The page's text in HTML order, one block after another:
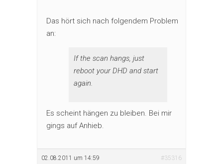
Das hört sich nach folgendem Problem
an:
If the scan hangs, just
reboot your DHD and start
again.
Es scheint hängen zu bleiben. Bei mir
gings auf Anhieb.
02.08.2011 um 14:59 #35316